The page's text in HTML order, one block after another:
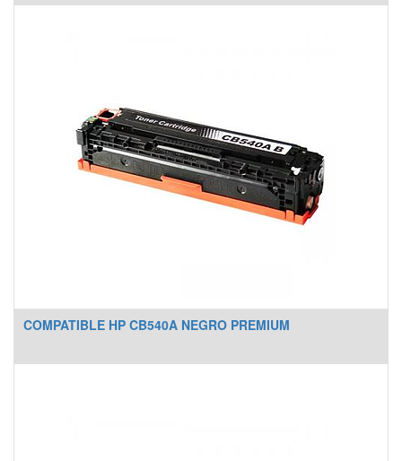
COMPATIBLE HP CB540A NEGRO PREMIUM